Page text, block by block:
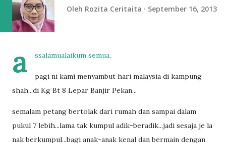
Oleh Rozita Ceritaita September 16, 2013
a ssalamualaikum semua,
pagi ni kami menyambut hari malaysia di kampung
shah...di Kg Bt 8 Lepar Banjir Pekan...
semalam petang bertolak dari rumah dan sampai dalam
pukul 7 lebih...lama tak kumpul adik-beradik...jadi sesaja je la
nak berkumpul...bagi anak-anak kenal dan bermain dengan